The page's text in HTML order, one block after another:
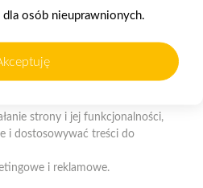
na terenie całej Polski
Strzelno
(parking, plac składowy,
od ul. Michelsona 19)
osób nieuprawnionych.
oraz systemy zaufanych
analitycznych.
pliki cookies?
strony i jej funkcjonalności,
i dostosowywać treści do
i reklamowe.